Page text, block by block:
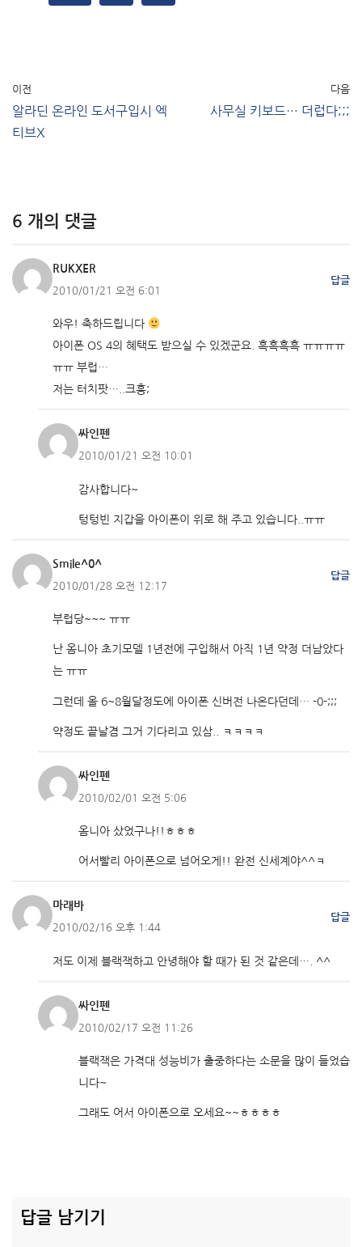
이전
알라딘 온라인 도서구입시 엑
티브X
다음
사무실 키보드… 더럽다;;;
6 개의 댓글
RUKXER
2010/01/21 오전 6:01
답글
와우! 축하드립니다
아이폰 OS 4의 혜택도 받으실 수 있겠군요. 흑흑흑흑 ㅠㅠㅠㅠ
ㅠㅠ 부럽…
저는 터치팟…..크흥;
싸인펜
2010/01/21 오전 10:01
감사합니다~
텅텅빈 지갑을 아이폰이 위로 해 주고 있습니다..ㅠㅠ
Smile^0^
2010/01/28 오전 12:17
답글
부럽당~~~ ㅠㅠ
난 옴니아 초기모델 1년전에 구입해서 아직 1년 약정 더남았다
는 ㅠㅠ
그런데 올 6~8월달정도에 아이폰 신버전 나온다던데… -0-;;;
약정도 끝날겸 그거 기다리고 있삼.. ㅋㅋㅋㅋ
싸인펜
2010/02/01 오전 5:06
옴니아 샀었구나!!ㅎㅎㅎ
어서빨리 아이폰으로 넘어오게!! 완전 신세계야^^ㅋ
마래바
2010/02/16 오후 1:44
답글
저도 이제 블랙잭하고 안녕해야 할 때가 된 것 같은데…. ^^
싸인펜
2010/02/17 오전 11:26
블랙잭은 가격대 성능비가 출중하다는 소문을 많이 들었습
니다~
그래도 어서 아이폰으로 오세요~~ㅎㅎㅎㅎ
답글 남기기